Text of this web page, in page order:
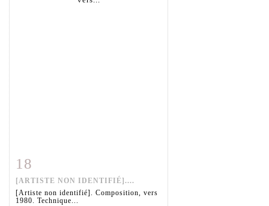
Fiche détaillée
18
[ARTISTE NON IDENTIFIÉ]....
[Artiste non identifié]. Composition, vers
1980. Technique...